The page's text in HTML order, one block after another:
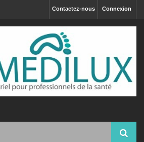
Connexion
Contactez-nous